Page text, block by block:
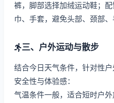
裤，脚部选择加绒运动鞋；
巾、手套，避免头部、颈部、
三、户外运动与散步
结合今日天气条件，针对性
安全性与体验感：
气温条件一般，适合短时户